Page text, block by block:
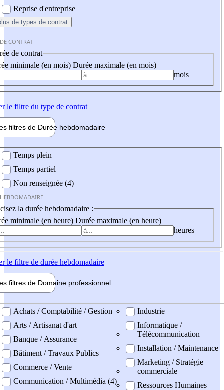
Reprise d'entreprise
de types de contrat
CONTRAT
de contrat
minimale (en mois) Durée maximale (en mois)
mois
le filtre du type de contrat
filtres de Durée hebdomadaire
Temps plein
Temps partiel
Non renseignée (4)
la durée hebdomadaire :
minimale (en heure) Durée maximale (en heure)
heures
le filtre de durée hebdomadaire
filtres de Domaine professionnel
professionel
Achats / Comptabilité / Gestion
Arts / Artisanat d'art
Banque / Assurance
Bâtiment / Travaux Publics
Commerce / Vente
Communication / Multimédia (4)
Industrie
Informatique /
Télécommunication
Installation / Maintenance
Marketing / Stratégie
commerciale
Ressources Humaines